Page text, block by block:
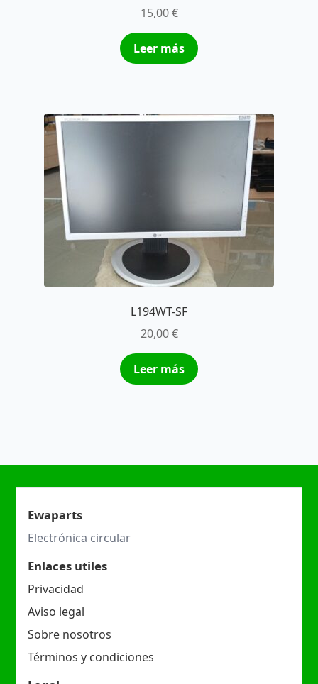
15,00€
Leer más
L194WT-SF
20,00€
Leer más
Ewaparts
Electrónica circular
Enlaces utiles
Privacidad
Aviso legal
Sobre nosotros
Términos y condiciones